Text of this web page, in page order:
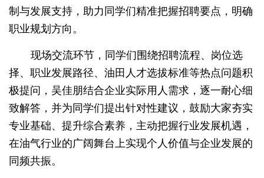
制与发展支持，助力同学们精准把握招聘要点，明确
职业规划方向。
现场交流环节，同学们围绕招聘流程、岗位选
择、职业发展路径、油田人才选拔标准等热点问题积
极提问，吴佳朋结合企业实际用人需求，逐一耐心细
致解答，并为同学们提出针对性建议，鼓励大家夯实
专业基础、提升综合素养，主动把握行业发展机遇，
在油气行业的广阔舞台上实现个人价值与企业发展的
同频共振。